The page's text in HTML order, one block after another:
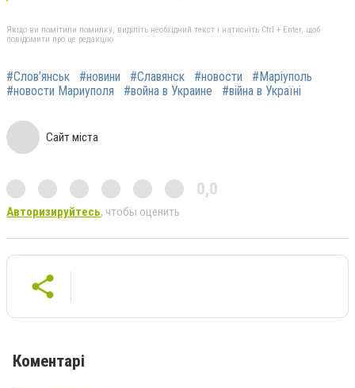
Якщо ви помітили помилку, виділіть необхідний текст і натисніть Ctrl + Enter, щоб
повідомити про це редакцію
#Слов’янськ #новини #Славянск #новости
#Маріуполь
#новости Мариуполя
#война в Украине #війна в Україні
Сайт міста
0,0
Авторизируйтесь, чтобы оценить
Коментарі